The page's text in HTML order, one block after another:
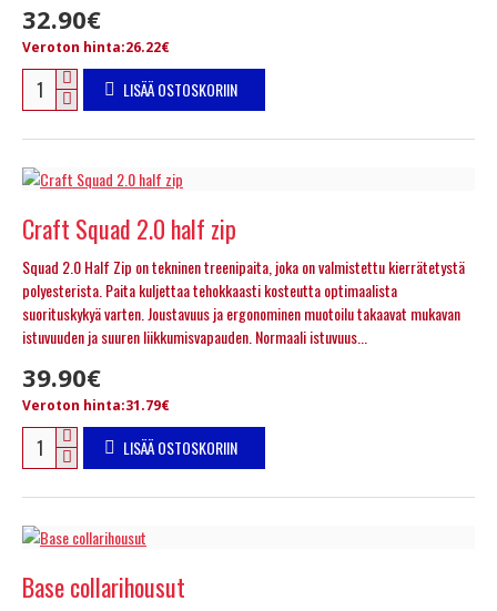
32.90€
Veroton hinta:26.22€
LISÄÄ OSTOSKORIIN
Craft Squad 2.0 half zip
Squad 2.0 Half Zip on tekninen treenipaita, joka on valmistettu kierrätetystä
polyesterista. Paita kuljettaa tehokkaasti kosteutta optimaalista
suorituskykyä varten. Joustavuus ja ergonominen muotoilu takaavat mukavan
istuvuuden ja suuren liikkumisvapauden. Normaali istuvuus...
39.90€
Veroton hinta:31.79€
LISÄÄ OSTOSKORIIN
Base collarihousut